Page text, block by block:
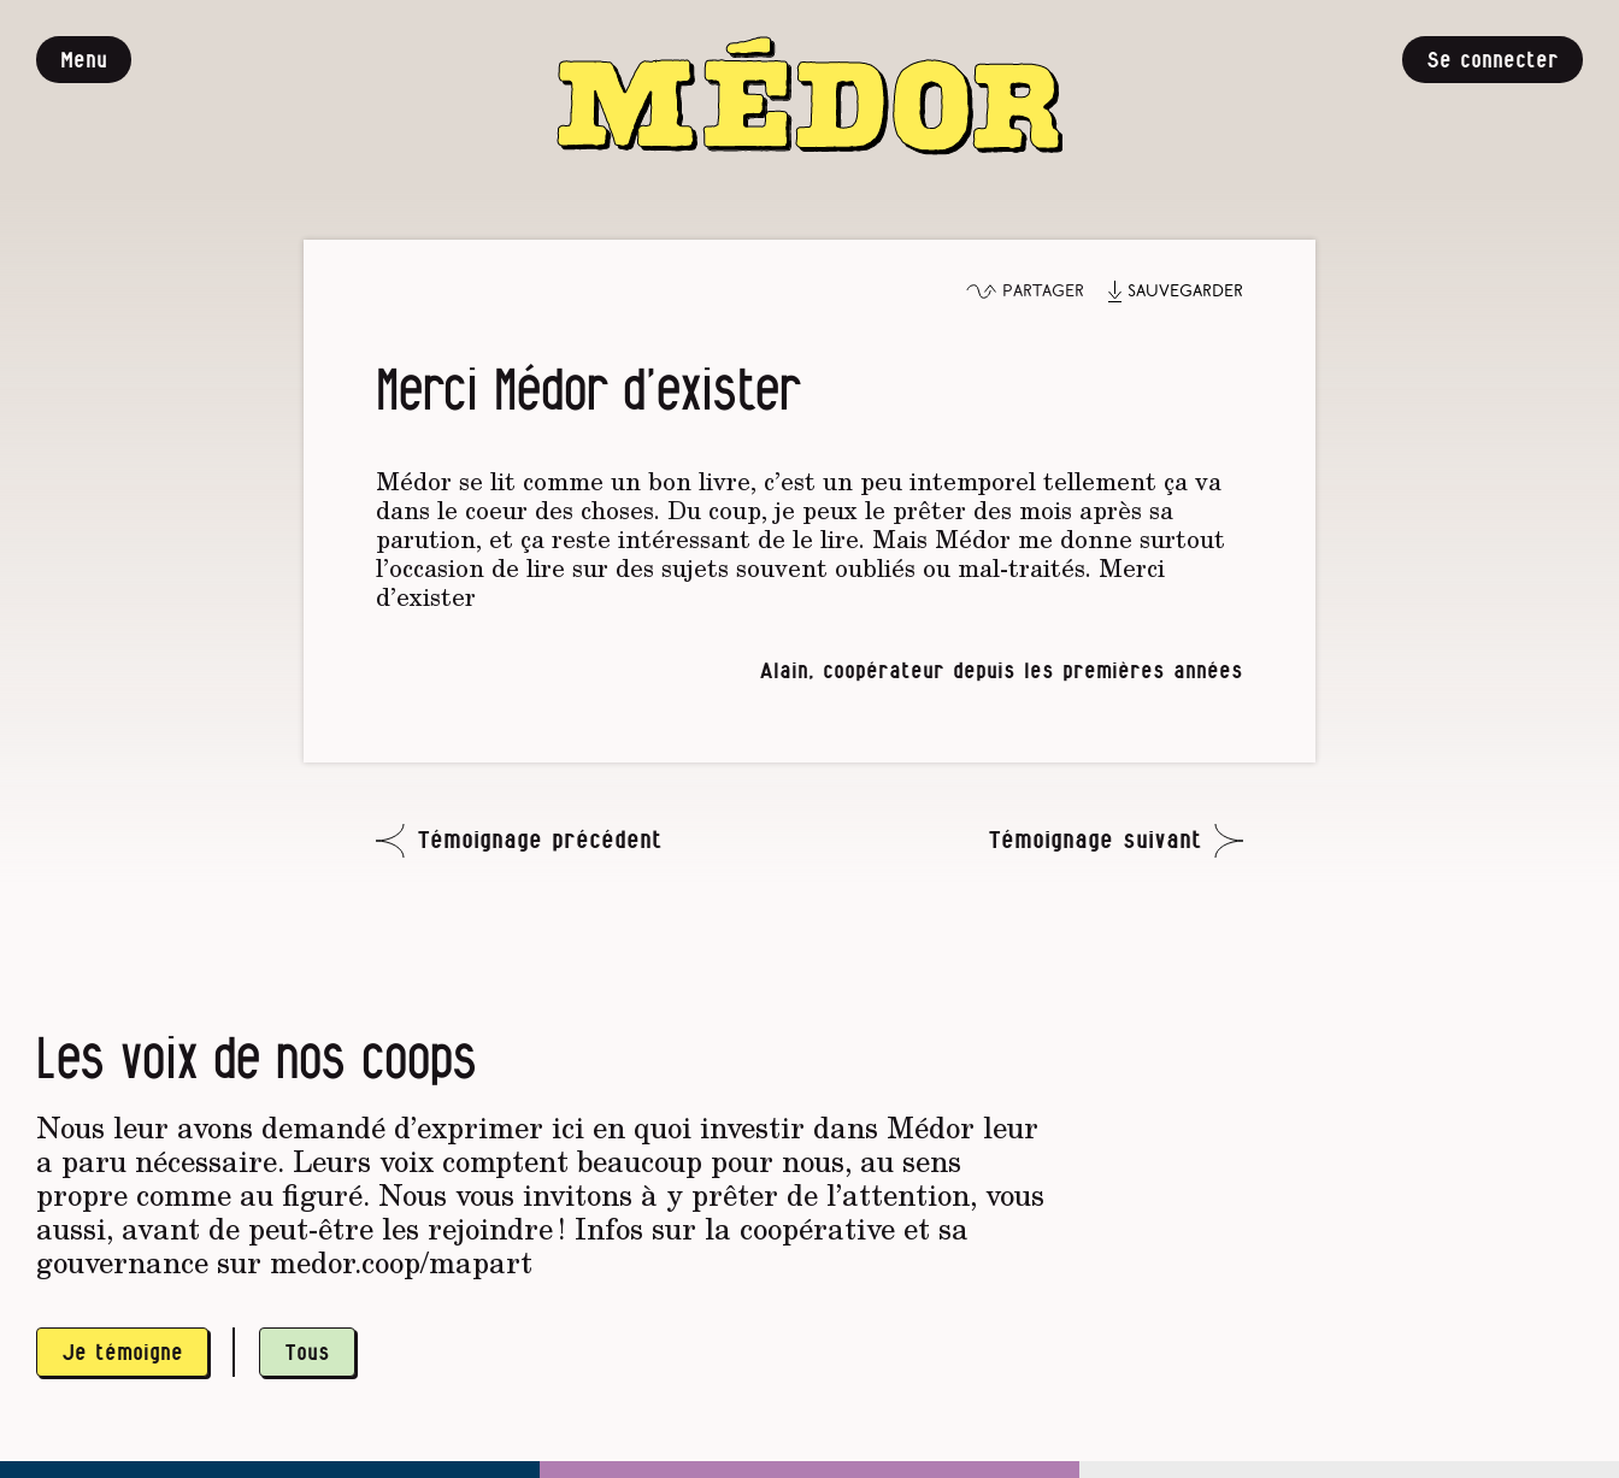
Menu Se connecter
Partager Sauvegarder
Merci Médor d’exister
Médor se lit comme un bon livre, c’est un peu intemporel tellement ça va
dans le coeur des choses. Du coup, je peux le prêter des mois après sa
parution, et ça reste intéressant de le lire. Mais Médor me donne surtout
l’occasion de lire sur des sujets souvent oubliés ou mal-traités. Merci
d’exister
Alain, coopérateur depuis les premières années
Témoignage précédent Témoignage suivant
Les voix de nos coops
Nous leur avons demandé d’exprimer ici en quoi investir dans Médor leur
a paru nécessaire. Leurs voix comptent beaucoup pour nous, au sens
propre comme au figuré. Nous vous invitons à y prêter de l’attention, vous
aussi, avant de peut-être les rejoindre ! Infos sur la coopérative et sa
gouvernance sur medor.coop/mapart
Je témoigne Tous